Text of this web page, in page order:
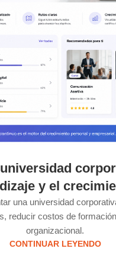
y el
una universidad
reducir costos de
organizacional.
CONTINUAR LEYENDO